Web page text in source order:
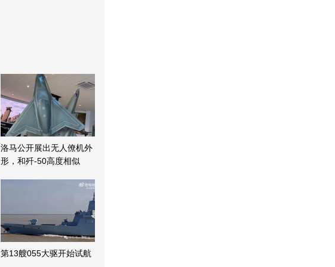
洛马公开展出无人僚机外
形，和歼-50高度相似
第13艘055大驱开始试航